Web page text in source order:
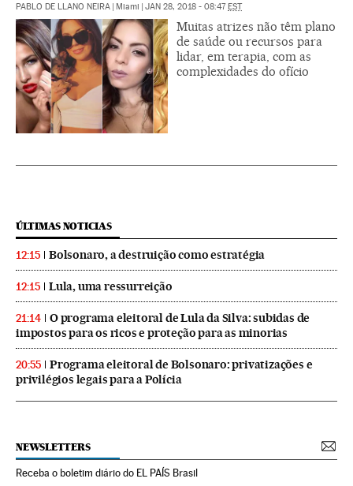
PABLO DE LLANO NEIRA | Miami | JAN 28, 2018 - 08:47EST
Muitas atrizes não têm plano
de saúde ou recursos para
lidar, em terapia, com as
complexidades do ofício
ÚLTIMAS NOTICIAS
12:15 Bolsonaro, a destruição como estratégia
12:15 Lula, uma ressurreição
21:14
O programa eleitoral de Lula da Silva: subidas de
impostos para os ricos e proteção para as minorias
20:55
Programa eleitoral de Bolsonaro: privatizações e
privilégios legais para a Polícia
NEWSLETTERS
Receba o boletim diário do EL PAÍS Brasil